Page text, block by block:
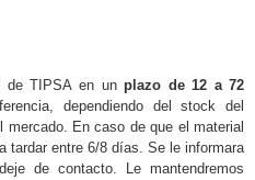
de TIPSA en unplazo de 12 a 72
dependiendo del stock del
En caso de que el material
tardar entre 6/8 días. Se le informara
de contacto. Le mantendremos